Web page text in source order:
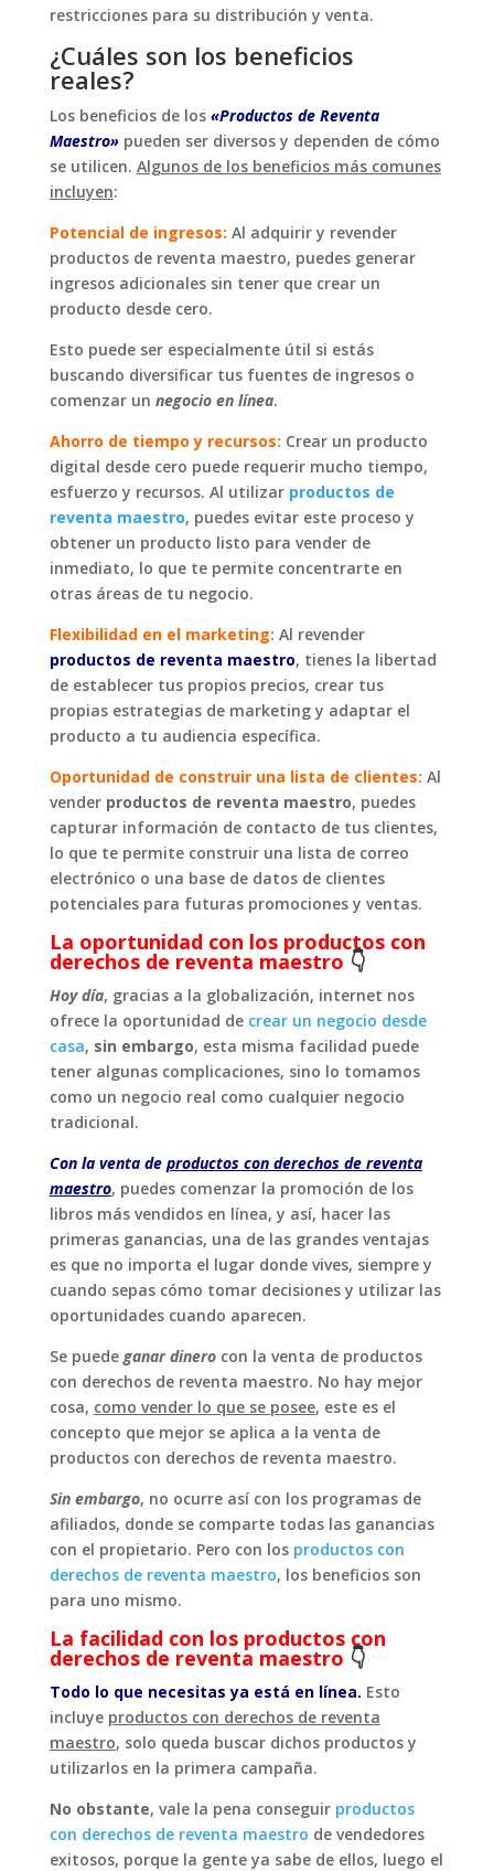
restricciones para su distribución y venta.
¿Cuáles son los beneficios
reales?
Los beneficios de los «Productos de Reventa
Maestro»pueden ser diversos y dependen de cómo
se utilicen. Algunos de los beneficios más comunes
incluyen:
Potencial de ingresos: Al adquirir y revender
productos de reventa maestro, puedes generar
ingresos adicionales sin tener que crear un
producto desde cero.
Esto puede ser especialmente útil si estás
buscando diversificar tus fuentes de ingresos o
comenzar un negocio en línea.
Ahorro de tiempo y recursos: Crear un producto
digital desde cero puede requerir mucho tiempo,
esfuerzo y recursos. Al utilizar productos de
reventa maestro, puedes evitar este proceso y
obtener un producto listo para vender de
inmediato, lo que te permite concentrarte en
otras áreas de tu negocio.
Flexibilidad en el marketing: Al revender
productos de reventa maestro, tienes la libertad
de establecer tus propios precios, crear tus
propias estrategias de marketing y adaptar el
producto a tu audiencia específica.
Oportunidad de construir una lista de clientes: Al
vender productos de reventa maestro, puedes
capturar información de contacto de tus clientes,
lo que te permite construir una lista de correo
electrónico o una base de datos de clientes
potenciales para futuras promociones y ventas.
La oportunidad con los productos con
derechos de reventa maestro 👇
Hoy día, gracias a la globalización, internet nos
ofrece la oportunidad de crear un negocio desde
casa, sin embargo, esta misma facilidad puede
tener algunas complicaciones, sino lo tomamos
como un negocio real como cualquier negocio
tradicional.
Con la venta de productos con derechos de reventa
maestro, puedes comenzar la promoción de los
libros más vendidos en línea, y así, hacer las
primeras ganancias, una de las grandes ventajas
es que no importa el lugar donde vives, siempre y
cuando sepas cómo tomar decisiones y utilizar las
oportunidades cuando aparecen.
Se puede ganar dinerocon la venta de productos
con derechos de reventa maestro. No hay mejor
cosa, como vender lo que se posee, este es el
concepto que mejor se aplica a la venta de
productos con derechos de reventa maestro.
Sin embargo, no ocurre así con los programas de
afiliados, donde se comparte todas las ganancias
con el propietario. Pero con los productos con
derechos de reventa maestro, los beneficios son
para uno mismo.
La facilidad con los productos con
derechos de reventa maestro 👇
Todo lo que necesitas ya está en línea. Esto
incluye productos con derechos de reventa
maestro, solo queda buscar dichos productos y
utilizarlos en la primera campaña.
No obstante, vale la pena conseguir productos
con derechos de reventa maestro de vendedores
exitosos, porque la gente ya sabe de ellos, luego el